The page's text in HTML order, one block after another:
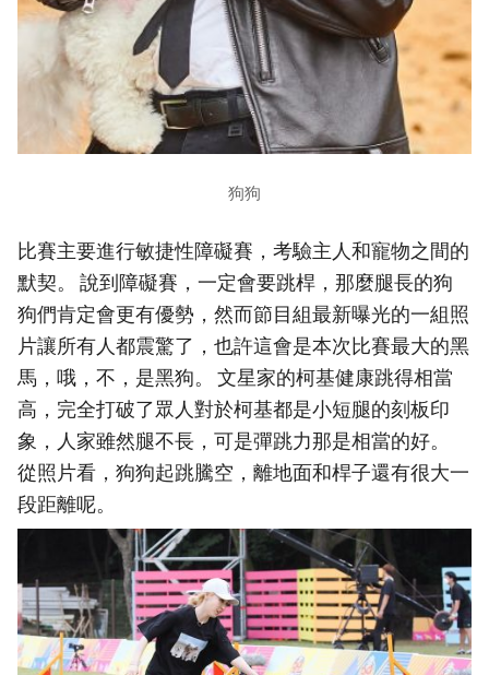
狗狗
比賽主要進行敏捷性障礙賽，考驗主人和寵物之間的
默契。 說到障礙賽，一定會要跳桿，那麼腿長的狗
狗們肯定會更有優勢，然而節目組最新曝光的一組照
片讓所有人都震驚了，也許這會是本次比賽最大的黑
馬，哦，不，是黑狗。 文星家的柯基健康跳得相當
高，完全打破了眾人對於柯基都是小短腿的刻板印
象，人家雖然腿不長，可是彈跳力那是相當的好。
從照片看，狗狗起跳騰空，離地面和桿子還有很大一
段距離呢。